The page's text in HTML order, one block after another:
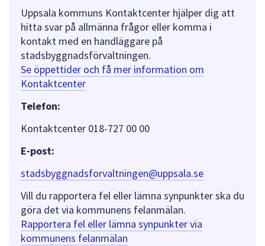
Uppsala kommuns Kontaktcenter hjälper dig att
hitta svar på allmänna frågor eller komma i
kontakt med en handläggare på
stadsbyggnadsförvaltningen.
Se öppettider och få mer information om
Kontaktcenter
Telefon:
Kontaktcenter 018-727 00 00
E-post:
stadsbyggnadsforvaltningen@uppsala.se
Vill du rapportera fel eller lämna synpunkter ska du
göra det via kommunens felanmälan.
Rapportera fel eller lämna synpunkter via
kommunens felanmälan